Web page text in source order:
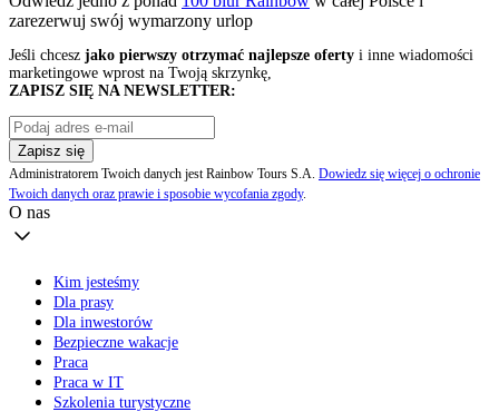
zarezerwuj swój wymarzony urlop
Jeśli chcesz jako pierwszy otrzymać najlepsze oferty i inne wiadomości
marketingowe wprost na Twoją skrzynkę,
ZAPISZ SIĘ NA NEWSLETTER:
Zapisz się
Administratorem Twoich danych jest Rainbow Tours S.A. Dowiedz się więcej o ochronie
Twoich danych oraz prawie i sposobie wycofania zgody.
O nas
Kim jesteśmy
Dla prasy
Dla inwestorów
Bezpieczne wakacje
Praca
Praca w IT
Szkolenia turystyczne